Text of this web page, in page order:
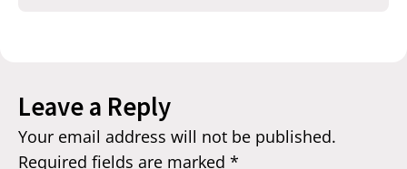
Leave a Reply
Your email address will not be published.
Required fields are marked *